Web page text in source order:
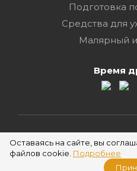
Подготовка
Средства для
Малярный
Время
Оставаясь на сайте, вы
файлов cookie. Подробнее